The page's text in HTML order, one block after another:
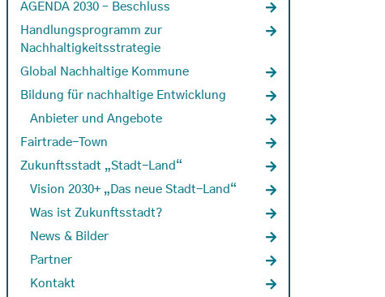
AGENDA 2030 – Beschluss
Handlungsprogramm zur
Nachhaltigkeitsstrategie
Global Nachhaltige Kommune
Bildung für nachhaltige Entwicklung
Anbieter und Angebote
Fairtrade-Town
Zukunftsstadt „Stadt-Land“
Vision 2030+ „Das neue Stadt-Land“
Was ist Zukunftsstadt?
News & Bilder
Partner
Kontakt